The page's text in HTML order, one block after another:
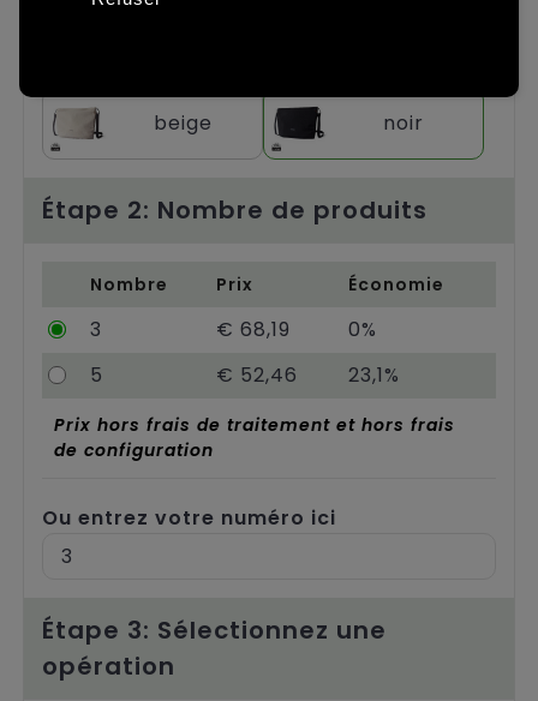
Sacs de plage
Chariots
beige noir
Étape 2: Nombre de produits
Nombre Prix Économie
3 € 68,19
0%
5
€ 52,46 23,1%
Ou entrez votre numéro ici
Prix hors frais de traitement et hors frais
de configuration
Étape 3: Sélectionnez une
opération